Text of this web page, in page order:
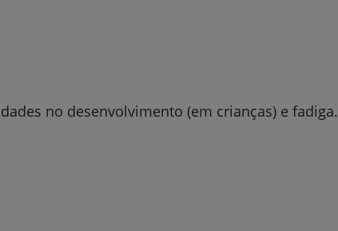
no desenvolvimento (em crianças) e fadiga.